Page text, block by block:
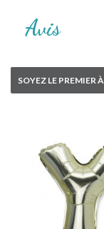
Avis
SOYEZ LE PREMIER